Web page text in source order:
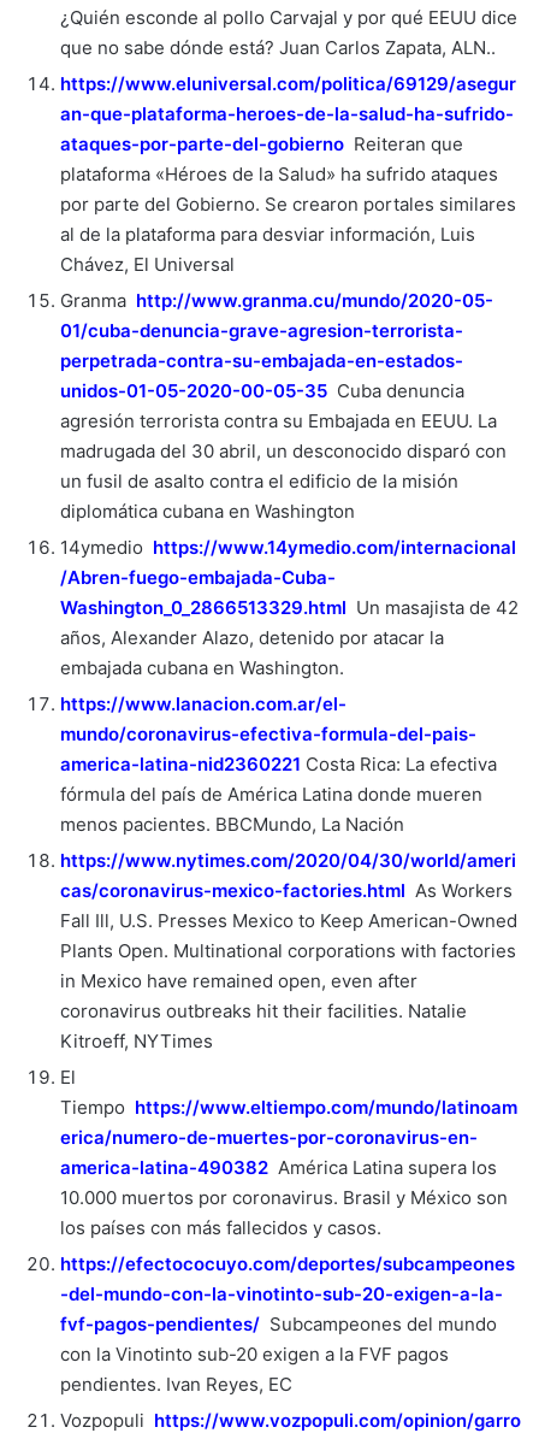
¿Quién esconde al pollo Carvajal y por qué EEUU dice
que no sabe dónde está? Juan Carlos Zapata, ALN..
https://www.eluniversal.com/politica/69129/asegur
an-que-plataforma-heroes-de-la-salud-ha-sufrido-
ataques-por-parte-del-gobierno Reiteran que
plataforma «Héroes de la Salud» ha sufrido ataques
por parte del Gobierno. Se crearon portales similares
al de la plataforma para desviar información, Luis
Chávez, El Universal
Granma http://www.granma.cu/mundo/2020-05-
01/cuba-denuncia-grave-agresion-terrorista-
perpetrada-contra-su-embajada-en-estados-
unidos-01-05-2020-00-05-35 Cuba denuncia
agresión terrorista contra su Embajada en EEUU. La
madrugada del 30 abril, un desconocido disparó con
un fusil de asalto contra el edificio de la misión
diplomática cubana en Washington
14ymedio https://www.14ymedio.com/internacional
/Abren-fuego-embajada-Cuba-
Washington_0_2866513329.html Un masajista de 42
años, Alexander Alazo, detenido por atacar la
embajada cubana en Washington.
https://www.lanacion.com.ar/el-
mundo/coronavirus-efectiva-formula-del-pais-
america-latina-nid2360221 Costa Rica: La efectiva
fórmula del país de América Latina donde mueren
menos pacientes. BBCMundo, La Nación
https://www.nytimes.com/2020/04/30/world/ameri
cas/coronavirus-mexico-factories.html As Workers
Fall Ill, U.S. Presses Mexico to Keep American-Owned
Plants Open. Multinational corporations with factories
in Mexico have remained open, even after
coronavirus outbreaks hit their facilities. Natalie
Kitroeff, NYTimes
El
Tiempo https://www.eltiempo.com/mundo/latinoam
erica/numero-de-muertes-por-coronavirus-en-
america-latina-490382 América Latina supera los
10.000 muertos por coronavirus. Brasil y México son
los países con más fallecidos y casos.
https://efectococuyo.com/deportes/subcampeones
-del-mundo-con-la-vinotinto-sub-20-exigen-a-la-
fvf-pagos-pendientes/ Subcampeones del mundo
con la Vinotinto sub-20 exigen a la FVF pagos
pendientes. Ivan Reyes, EC
Vozpopuli https://www.vozpopuli.com/opinion/garro